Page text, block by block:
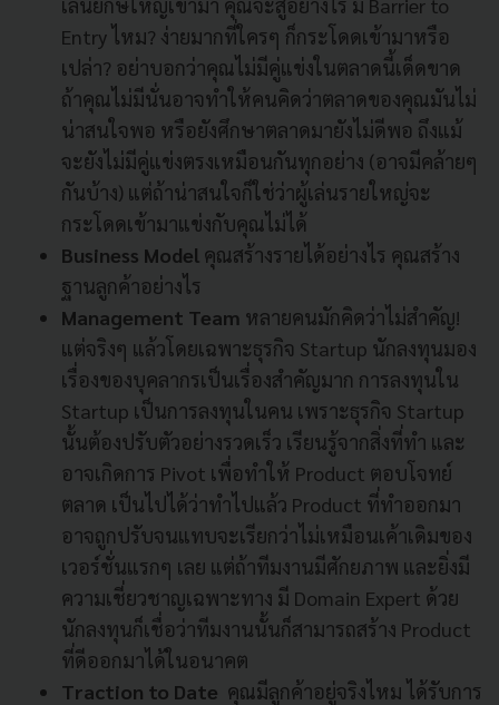
Entry ไหม? ง่ายมากที่ใครๆ ก็กระโดดเข้ามาหรือ
เปล่า? อย่าบอกว่าคุณไม่มีคู่แข่งในตลาดนี้เด็ดขาด
ถ้าคุณไม่มีนั่นอาจทำให้คนคิดว่าตลาดของคุณมันไม่
น่าสนใจพอ หรือยังศึกษาตลาดมายังไม่ดีพอ ถึงแม้
จะยังไม่มีคู่แข่งตรงเหมือนกันทุกอย่าง (อาจมีคล้ายๆ
กันบ้าง) แต่ถ้าน่าสนใจก็ใช่ว่าผู้เล่นรายใหญ่จะ
กระโดดเข้ามาแข่งกับคุณไม่ได้
Business Model คุณสร้างรายได้อย่างไร คุณสร้าง
ฐานลูกค้าอย่างไร
Management Team หลายคนมักคิดว่าไม่สำคัญ!
แต่จริงๆ แล้วโดยเฉพาะธุรกิจ Startup นักลงทุนมอง
เรื่องของบุคลากรเป็นเรื่องสำคัญมาก การลงทุนใน
Startup เป็นการลงทุนในคน เพราะธุรกิจ Startup
นั้นต้องปรับตัวอย่างรวดเร็ว เรียนรู้จากสิ่งที่ทำ และ
อาจเกิดการ Pivot เพื่อทำให้ Product ตอบโจทย์
ตลาด เป็นไปได้ว่าทำไปแล้ว Product ที่ทำออกมา
อาจถูกปรับจนแทบจะเรียกว่าไม่เหมือนเค้าเดิมของ
เวอร์ชั่นแรกๆ เลย แต่ถ้าทีมงานมีศักยภาพ​ และยิ่งมี
ความเชี่ยวชาญเฉพาะทาง มี Domain Expert ด้วย
นักลงทุนก็เชื่อว่าทีมงานนั้นก็สามารถสร้าง Product
ที่ดีออกมาได้ในอนาคต
Traction to Date คุณมีลูกค้าอยู่จริงไหม ได้รับการ